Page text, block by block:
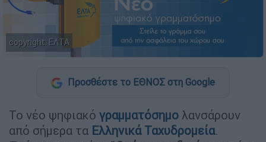
copyright: ΕΛΤΑ
Προσθέστε το ΕΘΝΟΣ στη Google
Το νέο ψηφιακό γραμματόσημο λανσάρουν
από σήμερα τα Ελληνικά Ταχυδρομεία.